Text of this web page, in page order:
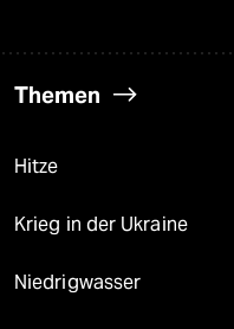
Themen
Hitze
Krieg in der Ukraine
Niedrigwasser